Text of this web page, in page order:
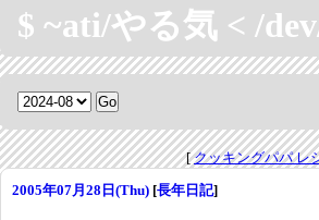
$ ~ati/やる気 < /
[クッキングパパ レ
2005年07月28日(Thu) [長年日記]